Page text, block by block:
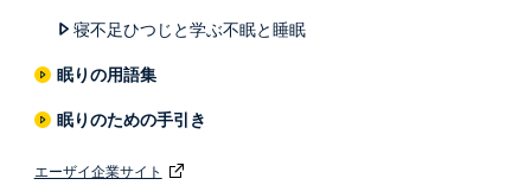
寝不足ひつじと学ぶ不眠と睡眠
眠りの用語集
眠りのための手引き
エーザイ企業サイト